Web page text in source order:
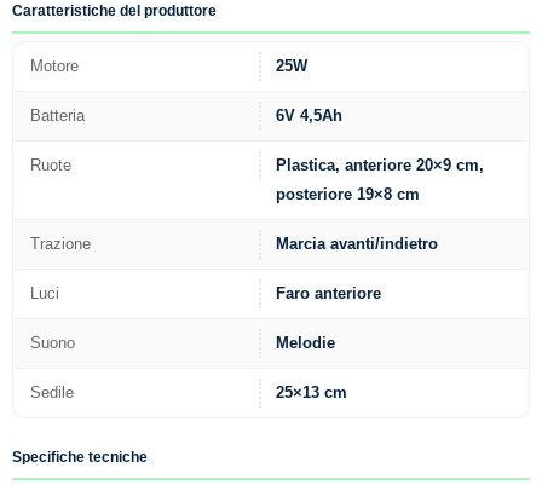
Caratteristiche del produttore
Motore 25W
Batteria 6V 4,5Ah
Ruote
Plastica, anteriore 20×9 cm,
posteriore 19×8 cm
Trazione Marcia avanti/indietro
Luci Faro anteriore
Suono Melodie
Sedile 25×13 cm
Specifiche tecniche